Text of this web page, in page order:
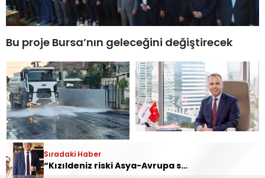
Bu proje Bursa’nın geleceğini değiştirecek
Ekmekçi’de köprü
çalışmasında sona
OYAK Çimento, 2026’nın
ikinci çeyreğinde de
Sıradaki Haber
“Kızıldeniz riski Asya-Avrupa seferlerini 15 gün uzattı”